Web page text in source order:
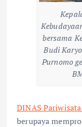
bersama
Budi
Purnomo
DINAS
berupaya